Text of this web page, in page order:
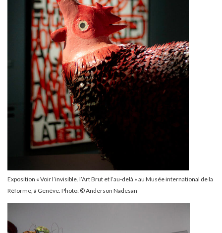
Exposition « Voir l’invisible. l’Art Brut et l’au-delà » au Musée international de la
Réforme, à Genève. Photo: © Anderson Nadesan